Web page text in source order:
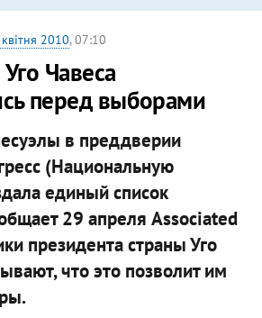
2010, 07:10
Чавеса
перед выборами
в преддверии
(Национальную
единый список
29 апреля Associated
президента страны Уго
что это позволит им